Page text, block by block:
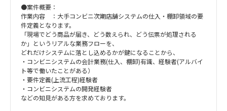
●案件概要：
作業内容 ：大手コンビニ次期店舗システムの仕入・棚卸領域の要
件定義となります。
「現場でどう商品が届き、どう数えられ、どう伝票が処理される
か」というリアルな業務フローを、
どれだけシステムに落とし込めるかが鍵になることから、
・コンビニシステムの会計業務(仕入、棚卸)有識、経験者(アルバイ
ト等で働いたことがある）
・要件定義(上流工程)経験者
・コンビニシステムの開発経験者
などの知見がある方を求めております。